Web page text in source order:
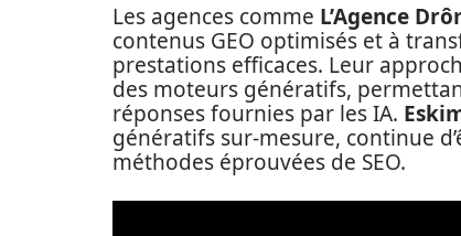
Les agences comme L’Agence
contenus GEO optimisés et à
prestations efficaces. Leur
des moteurs génératifs,
réponses fournies par les IA.
génératifs sur-mesure, continue
méthodes éprouvées de SEO.